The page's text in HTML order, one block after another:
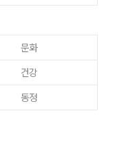
문화
건강
동정